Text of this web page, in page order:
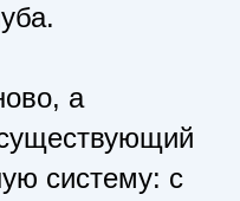
а
систему: с